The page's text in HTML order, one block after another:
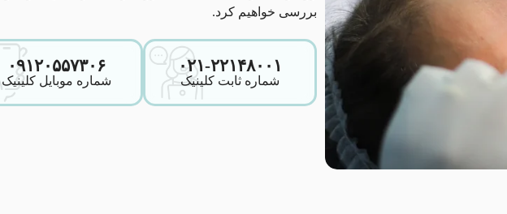
بررسی خواهیم کرد.
۰۲۱-۲۲۱۴۸۰۰۱
شماره ثابت کلینیک
۰۹۱۲۰۵۵۷۳۰۶
شماره موبایل کلینیک